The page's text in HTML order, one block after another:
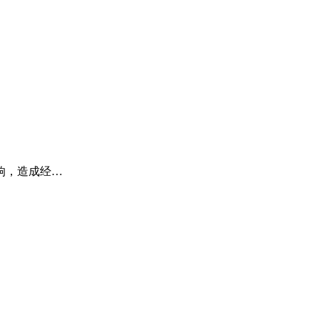
，造成经…